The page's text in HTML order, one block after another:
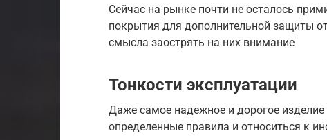
Сейчас на рынке почти не осталось
покрытия для дополнительной защиты
смысла заострять на них внимание
Тонкости эксплуатации
Даже самое надежное и дорогое
определенные правила и относиться к